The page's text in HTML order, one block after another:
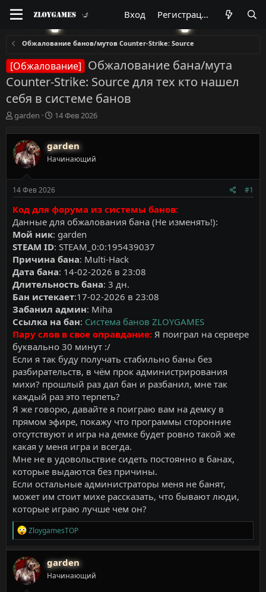
Вход Регистрация
Обжалование банов/мутов Counter-Strike: Source
[Обжалование] Обжалование бана/мута
Counter-Strike: Source для тех кто нашел
себя в системе банов
А
т
о
р
е
м
ы
garden
Д
т
а
н
ч
а
л
а
14 Фев 2026
garden
Начинающий
14 Фев 2026 #1
Код для форума из системы банов:
Данные для обжалования бана (Не изменять!):
Мой ник: garden
STEAM ID: STEAM_0:0:195439037
Причина бана: Multi-Hack
Дата бана: 14-02-2026 в 23:08
Длительность бана: 3 дн.
Бан истекает:17-02-2026 в 23:08
Забанил админ: Miha
Ссылка на бан: Система банов ZLOYGAMES
Пару слов в свое оправдание: Я поиграл на сервере
буквально 30 минут :/
Если я так буду получать стабильно баны без
разбирательств, в чём прок администрирования
михи? прошлый раз дал бан и разбанил, мне так
каждый раз это терпеть?
Я же говорю, давайте я поиграю вам на демку в
прямом эфире, покажу что программы сторонние
отсутствуют и игра на демке будет ровно такой же
какая у меня игра и всегда.
Мне не в удовольствие сидеть постоянно в банах,
которые выдаются без причины.
Если остальные администраторы меня не банят,
может им стоит михе рассказать, что бывают люди,
которые играю лучше чем он?
Р
е
а
к
ц
и
и
ZloygamesTOP
garden
Начинающий